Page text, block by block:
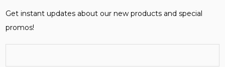
Get instant updates about our new products and special
promos!